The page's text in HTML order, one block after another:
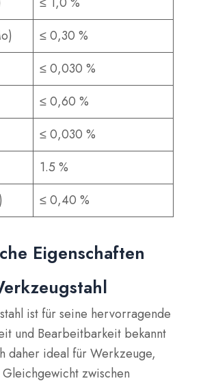
≤ 0,30 %
≤ 0,030 %
≤ 0,60 %
≤ 0,030 %
1.5 %
≤ 0,40 %
Eigenschaften
ist für seine hervorragende
und Bearbeitbarkeit bekannt
daher ideal für Werkzeuge,
zwischen